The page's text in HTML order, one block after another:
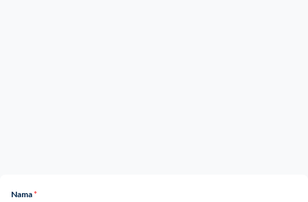
Nama*